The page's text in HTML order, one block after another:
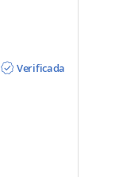
Verificada